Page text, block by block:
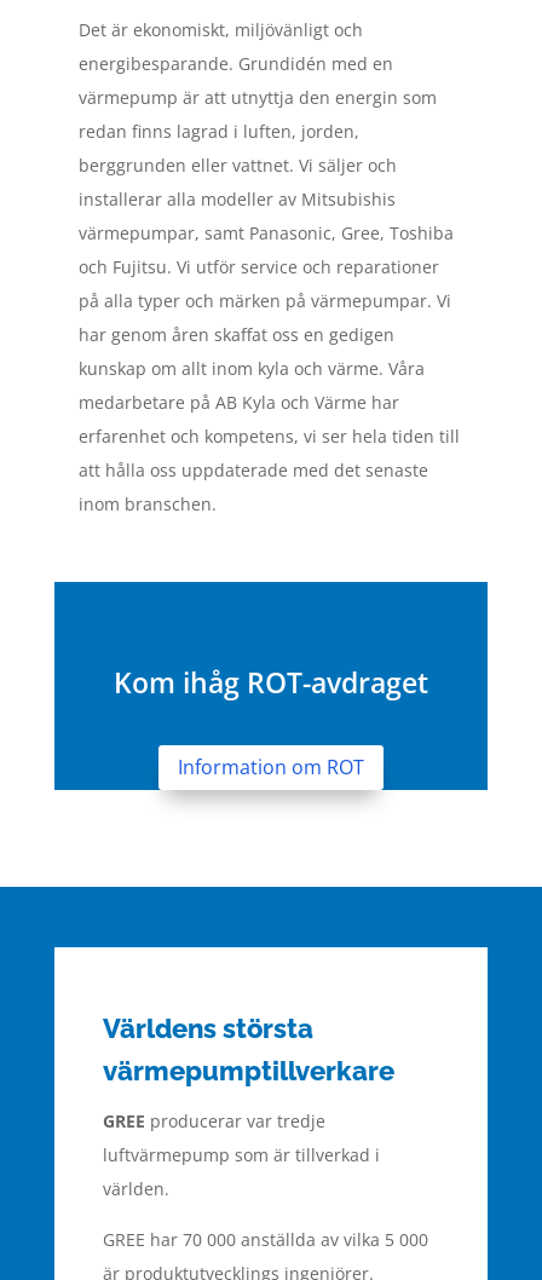
Det är ekonomiskt, miljövänligt och
energibesparande. Grundidén med en
värmepump är att utnyttja den energin som
redan finns lagrad i luften, jorden,
berggrunden eller vattnet. Vi säljer och
installerar alla modeller av Mitsubishis
värmepumpar, samt Panasonic, Gree, Toshiba
och Fujitsu. Vi utför service och reparationer
på alla typer och märken på värmepumpar. Vi
har genom åren skaffat oss en gedigen
kunskap om allt inom kyla och värme. Våra
medarbetare på AB Kyla och Värme har
erfarenhet och kompetens, vi ser hela tiden till
att hålla oss uppdaterade med det senaste
inom branschen.
Kom ihåg ROT-avdraget
Information om ROT
Världens största
värmepumptillverkare
GREE producerar var tredje
luftvärmepump som är tillverkad i
världen.
GREE har 70 000 anställda av vilka 5 000
är produktutvecklings ingenjörer.